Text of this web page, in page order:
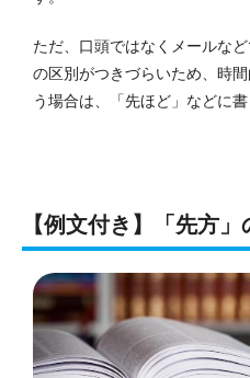
ただ、口頭ではなくメールな
の区別がつきづらいため、時
う場合は、「先ほど」などに
【例文付き】「先方